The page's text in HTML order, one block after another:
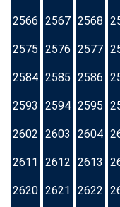
2566 2567 2568
2575 2576 2577
2584 2585 2586
2593 2594 2595
2602 2603 2604
2611 2612 2613
2620 2621 2622